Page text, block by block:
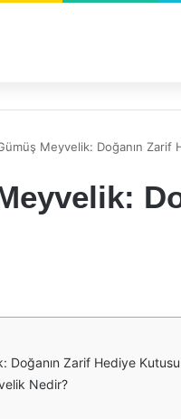
Meyvelik: Doğanın Zarif
Doğanın Zarif Hediye Kutusu
Nedir?